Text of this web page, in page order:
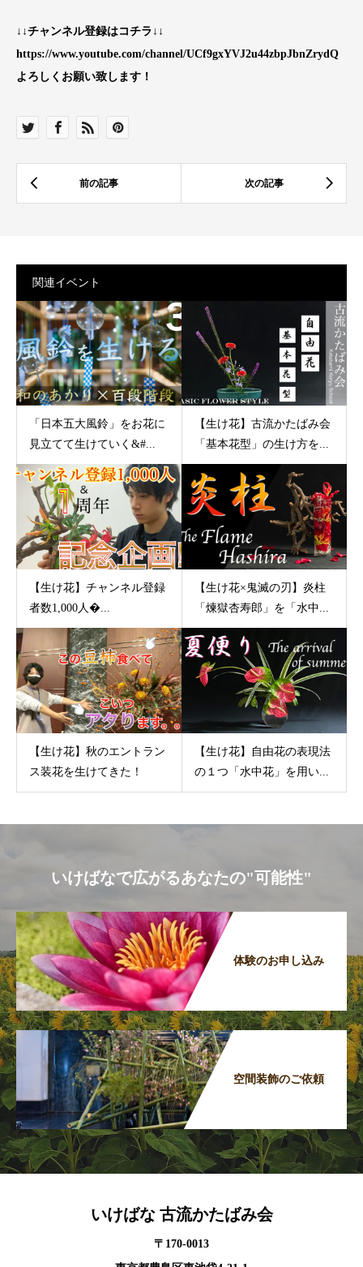
↓↓チャンネル登録はコチラ↓↓
https://www.youtube.com/channel/UCf9gxYVJ2u44zbpJbnZrydQ
よろしくお願い致します！
関連イベント
「日本五大風鈴」をお花に
見立てて生けていく&#...
【生け花】古流かたばみ会
「基本花型」の生け方を...
【生け花】チャンネル登録
者数1,000人�...
【生け花×鬼滅の刃】炎柱
「煉獄杏寿郎」を「水中...
【生け花】秋のエントラン
ス装花を生けてきた！
【生け花】自由花の表現法
の１つ「水中花」を用い...
いけばなで広がるあなたの"可能性"
体験のお申し込み
空間装飾のご依頼
いけばな 古流かたばみ会
〒170-0013